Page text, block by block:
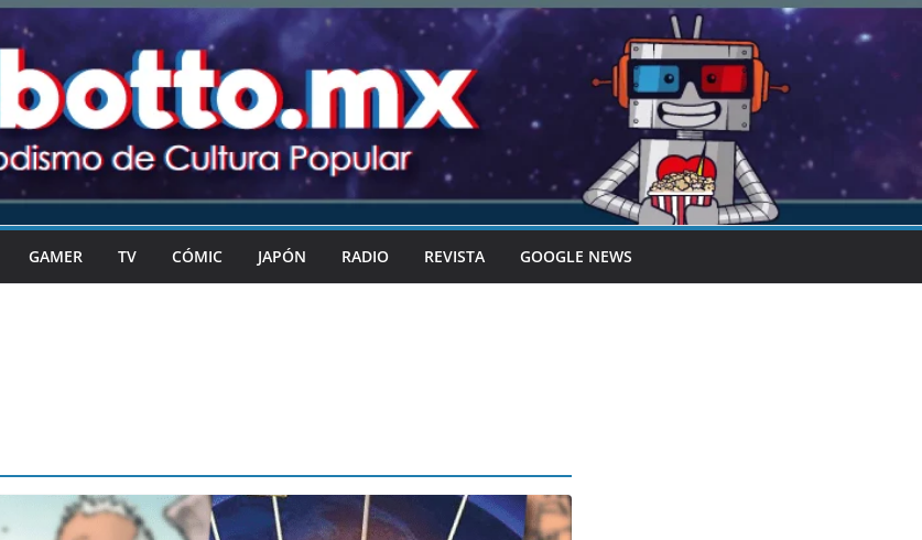
GAMER TV CÓMIC JAPÓN RADIO REVISTA GOOGLE NEWS